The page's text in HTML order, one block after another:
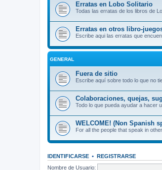
Erratas en Lobo Solitario
Todas las erratas de los libros de
Erratas en otros libro-
Escribe aqui las erratas que
GENERAL
Fuera de sitio
Escribe aquí sobre todo lo que no
Colaboraciones, quejas,
Todo lo que pueda ayudar a hacer
WELCOME! (Non Spanish
For all the people that speak in
IDENTIFICARSE • REGISTRARSE
Nombre de Usuario: